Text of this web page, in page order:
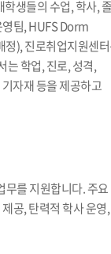
생들의 수업, 학사,
팀, HUFS Dorm
정), 진로취업지원센
는 학업, 진로, 성격,
자재 등을 제공하고
무를 지원합니다. 주요
공, 탄력적 학사 운영,